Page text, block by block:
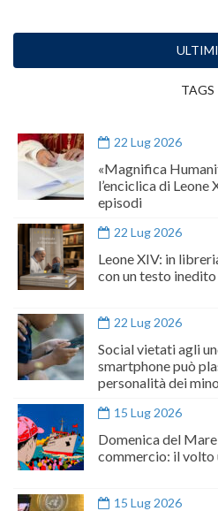
ULTIMI
TAGS
22 Lug 2026
«Magnifica
l’enciclica di Leone
episodi
22 Lug 2026
Leone XIV: in
con un testo
22 Lug 2026
Social vietati agli
smartphone può
personalità dei
15 Lug 2026
Domenica del
commercio: il volto
15 Lug 2026